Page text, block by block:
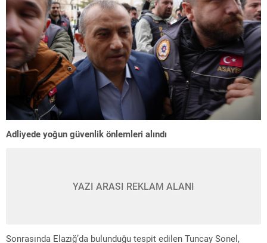
Adliyede yoğun güvenlik önlemleri alındı
YAZI ARASI REKLAM ALANI
Sonrasında Elazığ’da bulunduğu tespit edilen Tuncay Sonel,